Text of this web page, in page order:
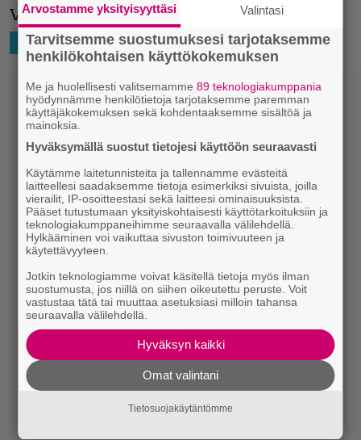
Vaikuttaa hauskalta!
HOLLYWOOD 26.1.2023 17:41 Niko Ikonen
Arvostamme yksityisyyttäsi Valintasi
Tarvitsemme suostumuksesi tarjotaksemme
henkilökohtaisen käyttökokemuksen
Me ja huolellisesti valitsemamme89 teknologiakumppania
hyödynnämme henkilötietoja tarjotaksemme paremman
käyttäjäkokemuksen sekä kohdentaaksemme sisältöä ja
mainoksia.
Hyväksymällä suostut tietojesi käyttöön seuraavasti
Käytämme laitetunnisteita ja tallennamme evästeitä
laitteellesi saadaksemme tietoja esimerkiksi sivuista, joilla
vierailit, IP-osoitteestasi sekä laitteesi ominaisuuksista.
Pääset tutustumaan yksityiskohtaisesti käyttötarkoituksiin ja
teknologiakumppaneihimme seuraavalla välilehdellä.
Hylkääminen voi vaikuttaa sivuston toimivuuteen ja
käytettävyyteen.
Jotkin teknologiamme voivat käsitellä tietoja myös ilman
suostumusta, jos niillä on siihen oikeutettu peruste. Voit
vastustaa tätä tai muuttaa asetuksiasi milloin tahansa
seuraavalla välilehdellä.
Hyväksyn kaikki
Omat valintani
Tietosuojakäytäntömme